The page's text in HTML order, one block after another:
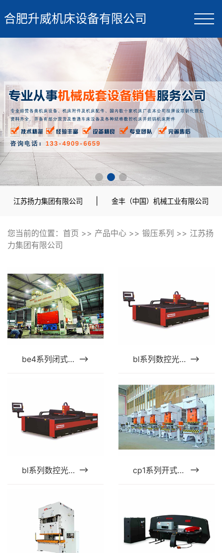
合肥升威机床设备有限公司
江苏扬力集团有限公司 金丰（中国）机械工业有限公司
您当前的位置： 首页 >> 产品中心 >> 锻压系列 >> 江苏扬
力集团有限公司
be4系列闭式四点落料压力机 bl系列数控光纤激光切割机 (2)
bl系列数控光纤激光切割机 cp1系列开式单点高精度、高性能压力机